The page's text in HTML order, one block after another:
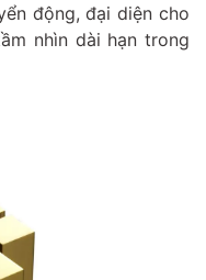
động, đại diện cho
nhìn dài hạn trong